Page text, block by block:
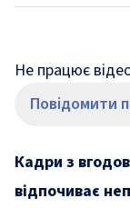
Не працює
Повідомити
Кадри з
відпочиває